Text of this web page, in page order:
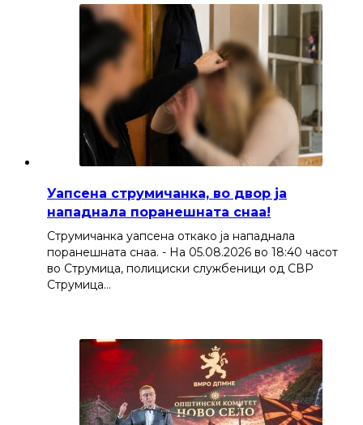
Уапсена струмичанка, во двор ја
нападнала поранешната снаа!
Струмичанка уапсена откако ја нападнала
поранешната снаа. - На 05.08.2026 во 18:40 часот
во Струмица, полициски службеници од СВР
Струмица…